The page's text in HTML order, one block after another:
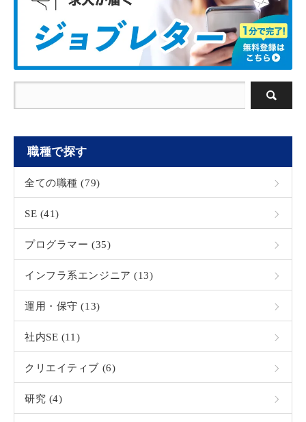
職種で探す
全ての職種 (79)
SE (41)
プログラマー (35)
インフラ系エンジニア (13)
運用・保守 (13)
社内SE (11)
クリエイティブ (6)
研究 (4)